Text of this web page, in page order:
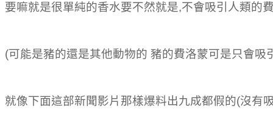
要嘛就是很單純的香水要不然就是,不會吸引人類的
(可能是豬的還是其他動物的 豬的費洛蒙可是只會吸
就像下面這部新聞影片那樣爆料出九成都假的(沒有